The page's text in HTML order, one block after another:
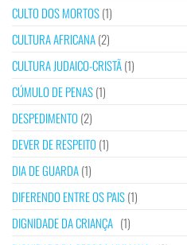
CULTO DOS MORTOS(1)
CULTURA AFRICANA(2)
CULTURA JUDAICO-CRISTÃ(1)
CÚMULO DE PENAS(1)
DESPEDIMENTO (2)
DEVER DE RESPEITO (1)
DIA DE GUARDA(1)
DIFERENDO ENTRE OS PAIS(1)
DIGNIDADE DA CRIANÇA (1)